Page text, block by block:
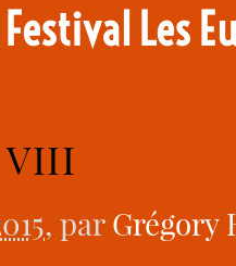
Les
VIII
, parGrégory